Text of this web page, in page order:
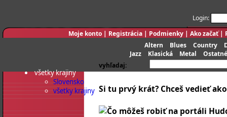
Login:
Moje konto | Registrácia | Podmienky | Ako začať|
Altern
Blues Country
Jazz
Klasická Metal
Ostatné
vyhľadaj:
všetky krajiny
Slovensko
všetky krajiny Si tu prvý krát? Chceš vedieť